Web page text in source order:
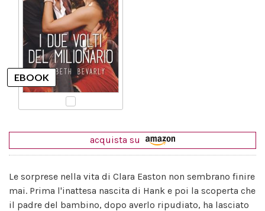
acquista su
Le sorprese nella vita di Clara Easton non sembrano finire
mai. Prima l'inattesa nascita di Hank e poi la scoperta che
il padre del bambino, dopo averlo ripudiato, ha lasciato